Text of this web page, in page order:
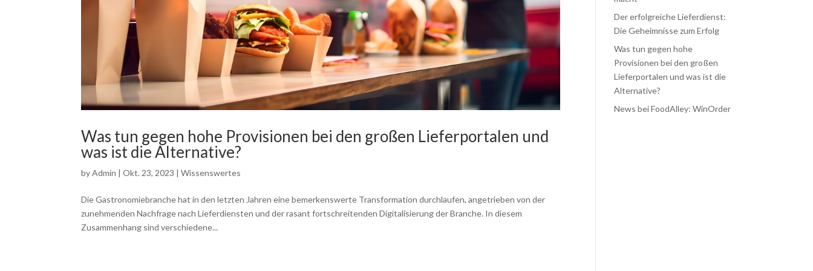
Was tun gegen hohe Provisionen bei den großen Lieferportalen und
was ist die Alternative?
byAdmin |Okt. 23, 2023 |Wissenswertes
Die Gastronomiebranche hat in den letzten Jahren eine bemerkenswerte Transformation durchlaufen, angetrieben von der
zunehmenden Nachfrage nach Lieferdiensten und der rasant fortschreitenden Digitalisierung der Branche. In diesem
Zusammenhang sind verschiedene...
Der erfolgreiche Lieferdienst:
Die Geheimnisse zum Erfolg
Was tun gegen hohe
Provisionen bei den großen
Lieferportalen und was ist die
Alternative?
News bei FoodAlley: WinOrder